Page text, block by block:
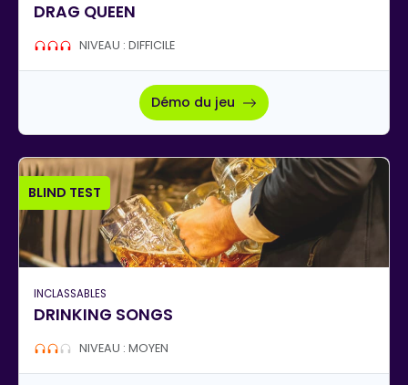
DRAG QUEEN
NIVEAU : DIFFICILE
Démo du jeu
BLIND TEST
INCLASSABLES
DRINKING SONGS
NIVEAU : MOYEN